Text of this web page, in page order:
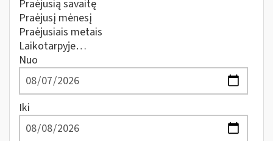
Praėjusią savaitę
Praėjusį mėnesį
Praėjusiais metais
Laikotarpyje…
Nuo
Iki